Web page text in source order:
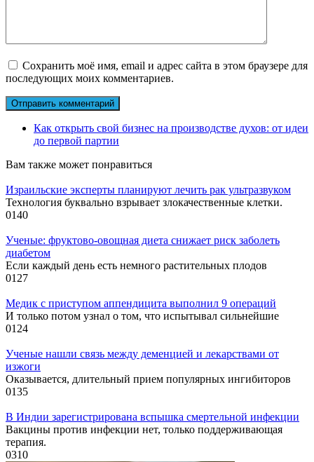
Сохранить моё имя, email и адрес сайта в этом браузере для
последующих моих комментариев.
Как открыть свой бизнес на производстве духов: от идеи
до первой партии
Вам также может понравиться
Израильские эксперты планируют лечить рак ультразвуком
Технология буквально взрывает злокачественные клетки.
0140
Ученые: фруктово-овощная диета снижает риск заболеть
диабетом
Если каждый день есть немного растительных плодов
0127
Медик с приступом аппендицита выполнил 9 операций
И только потом узнал о том, что испытывал сильнейшие
0124
Ученые нашли связь между деменцией и лекарствами от
изжоги
Оказывается, длительный прием популярных ингибиторов
0135
В Индии зарегистрирована вспышка смертельной инфекции
Вакцины против инфекции нет, только поддерживающая
терапия.
0310